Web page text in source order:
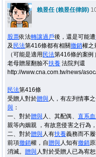
賴昱任 (賴昱任律師)
股票依法轉讓過戶後，還是可能遭
及 民法第416條都有相關撤銷權之
（可能是適用 民法第416條的案例）
老母贈屋翻臉不扶養 法院判還
http://www.cna.com.tw/news/
民法第416條
受贈人對於贈與人，有左列情事之
與 ：
一、對於贈與人、其配偶、 直系
親等內姻親 ，有故意侵害之行為
二、對於贈與人有扶養義務而不履
前項撤銷權，自贈與人知有撤銷
消滅。 贈與人對於受贈人已為宥